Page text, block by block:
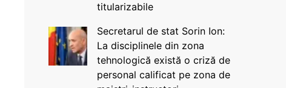
titularizabile
Secretarul de stat Sorin Ion:
La disciplinele din zona
tehnologică există o criză de
personal calificat pe zona de